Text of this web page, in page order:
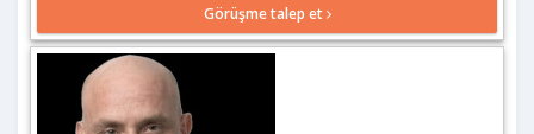
Görüşme talep et